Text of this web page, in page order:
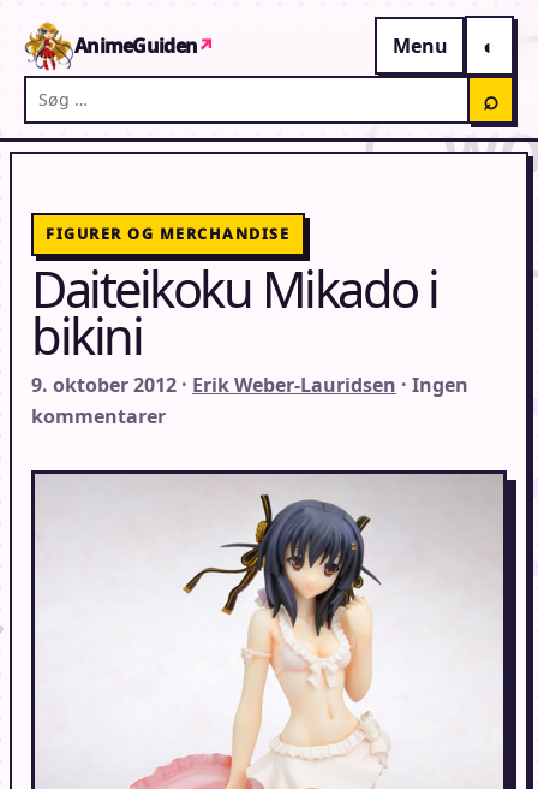
AnimeGuiden↗
Menu
Søg på AnimeGuiden
⌕
FIGURER OG MERCHANDISE
Daiteikoku Mikado i
bikini
9. oktober 2012 · Erik Weber-Lauridsen · Ingen
kommentarer